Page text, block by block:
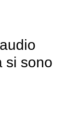
si sono